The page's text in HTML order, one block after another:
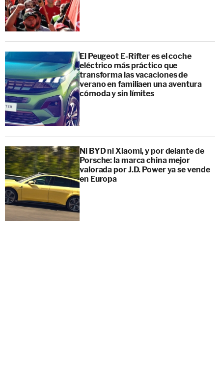
El Peugeot E-Rifter es el coche
eléctrico más práctico que
transforma las vacaciones de
verano en familiaen una aventura
cómoda y sin límites
Ni BYD ni Xiaomi, y por delante de
Porsche: la marca china mejor
valorada por J.D. Power ya se vende
en Europa